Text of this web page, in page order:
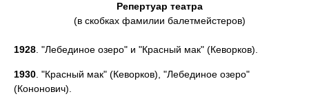
Репертуар театра
(в скобках фамилии балетмейстеров)
1928 . "Лебединое озеро" и "Красный мак" (Кеворков).
1930 . "Красный мак" (Кеворков), "Лебединое озеро"
(Кононович).